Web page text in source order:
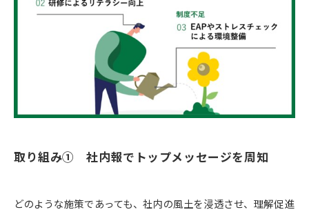
取り組み① 社内報でトップメッセージを周知
どのような施策であっても、社内の風土を浸透させ、理解促進